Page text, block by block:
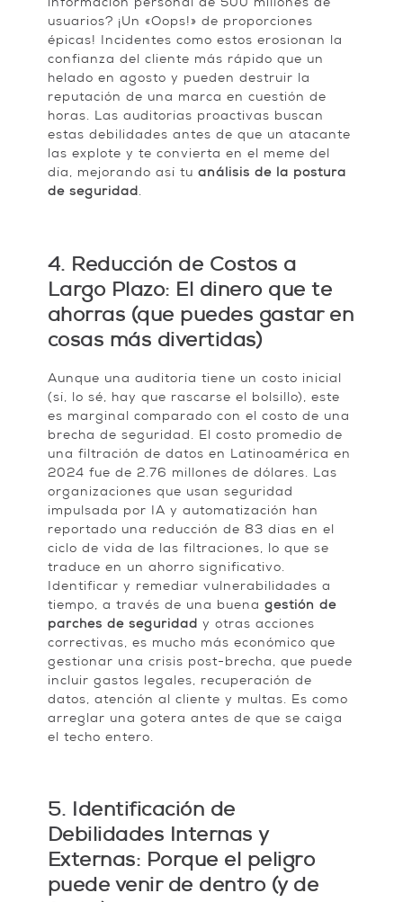
información personal de 500 millones de
usuarios? ¡Un «Oops!» de proporciones
épicas! Incidentes como estos erosionan la
confianza del cliente más rápido que un
helado en agosto y pueden destruir la
reputación de una marca en cuestión de
horas. Las auditorías proactivas buscan
estas debilidades antes de que un atacante
las explote y te convierta en el meme del
día, mejorando así tu análisis de la postura
de seguridad.
4. Reducción de Costos a
Largo Plazo: El dinero que te
ahorras (que puedes gastar en
cosas más divertidas)
Aunque una auditoría tiene un costo inicial
(sí, lo sé, hay que rascarse el bolsillo), este
es marginal comparado con el costo de una
brecha de seguridad. El costo promedio de
una filtración de datos en Latinoamérica en
2024 fue de 2.76 millones de dólares. Las
organizaciones que usan seguridad
impulsada por IA y automatización han
reportado una reducción de 83 días en el
ciclo de vida de las filtraciones, lo que se
traduce en un ahorro significativo.
Identificar y remediar vulnerabilidades a
tiempo, a través de una buena gestión de
parches de seguridad y otras acciones
correctivas, es mucho más económico que
gestionar una crisis post-brecha, que puede
incluir gastos legales, recuperación de
datos, atención al cliente y multas. Es como
arreglar una gotera antes de que se caiga
el techo entero.
5. Identificación de
Debilidades Internas y
Externas: Porque el peligro
puede venir de dentro (y de